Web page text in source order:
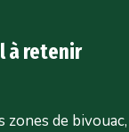
à retenir
zones de